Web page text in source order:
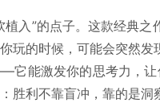
入”的点子。这款经典
玩的时候，可能会突然
能激发你的思考力，让
胜利不靠盲冲，靠的是